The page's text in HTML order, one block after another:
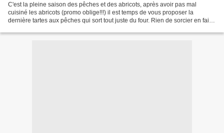
C'est la pleine saison des pêches et des abricots, après avoir pas mal
cuisiné les abricots (promo oblige!!!) il est temps de vous proposer la
dernière tartes aux pêches qui sort tout juste du four. Rien de sorcier en fait,